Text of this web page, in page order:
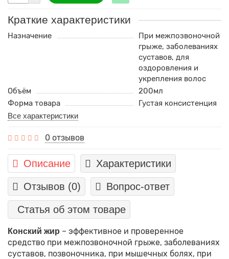
Краткие характеристики
Назначение
При межпозвоночной
грыже, заболеваниях
суставов, для
оздоровления и
укрепления волос
Объём
200мл
Форма товара
Густая консистенция
Все характеристики
0 отзывов
Описание Характеристики
Отзывов (0) Вопрос-ответ
Статья об этом товаре
Конский жир – эффективное и проверенное
средство при межпозвоночной грыже, заболеваниях
суставов, позвоночника, при мышечных болях, при